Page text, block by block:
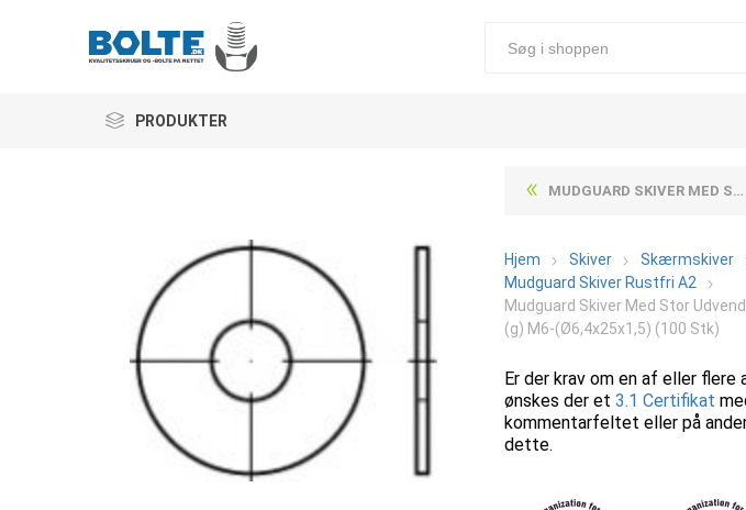
PRODUKTER
MUDGUARD SKIVER MED STOR UDVENDIG DIAMETER RUSTFRI A2, PRODUKTKVALITET C (G) M6-(Ø6,4X20X1,5) (100 STK)
Hjem Skiver Skærmskiver
Mudguard Skiver Rustfri A2
Mudguard Skiver Med Stor
(g) M6-(Ø6,4x25x1,5) (100 Stk)
Er der krav om en af eller
ønskes der et3.1 Certifikat
kommentarfeltet eller på
dette.